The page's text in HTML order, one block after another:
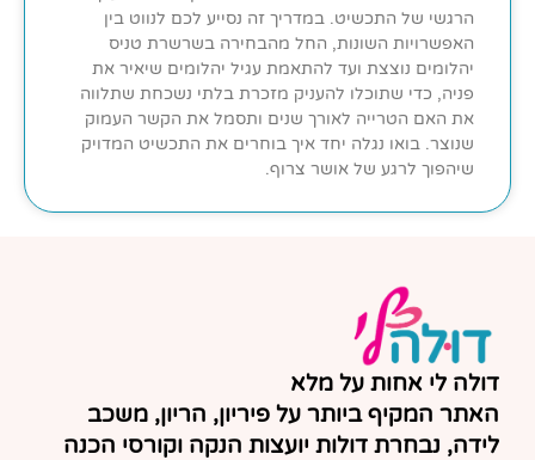
הרגשי של התכשיט. במדריך זה נסייע לכם לנווט בין
האפשרויות השונות, החל מהבחירה בשרשרת טניס
יהלומים נוצצת ועד להתאמת עגיל יהלומים שיאיר את
פניה, כדי שתוכלו להעניק מזכרת בלתי נשכחת שתלווה
את האם הטרייה לאורך שנים ותסמל את הקשר העמוק
שנוצר. בואו נגלה יחד איך בוחרים את התכשיט המדויק
שיהפוך לרגע של אושר צרוף.
דולה לי אחות על מלא
האתר המקיף ביותר על פיריון, הריון, משכב
לידה, נבחרת דולות יועצות הנקה וקורסי הכנה